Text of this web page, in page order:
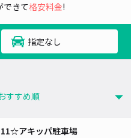
できて格安料金!
指定なし
アキッパ駐車場